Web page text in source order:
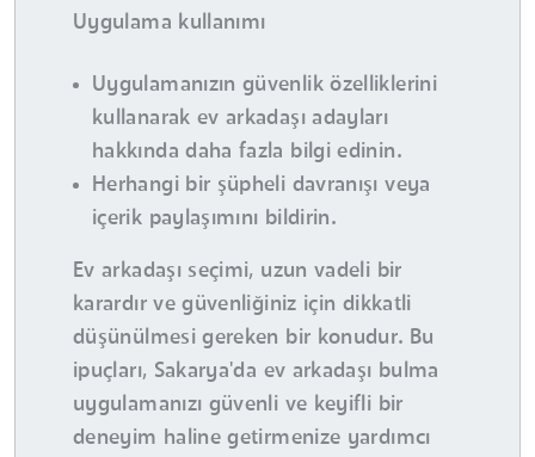
Uygulama kullanımı
Uygulamanızın güvenlik özelliklerini
kullanarak ev arkadaşı adayları
hakkında daha fazla bilgi edinin.
Herhangi bir şüpheli davranışı veya
içerik paylaşımını bildirin.
Ev arkadaşı seçimi, uzun vadeli bir
karardır ve güvenliğiniz için dikkatli
düşünülmesi gereken bir konudur. Bu
ipuçları, Sakarya'da ev arkadaşı bulma
uygulamanızı güvenli ve keyifli bir
deneyim haline getirmenize yardımcı